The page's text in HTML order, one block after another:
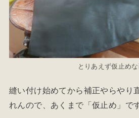
とりあえず仮止め
縫い付け始めてから補正やらやり
れんので、あくまで「仮止め」で